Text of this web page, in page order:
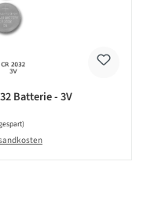
Batterie - 3V